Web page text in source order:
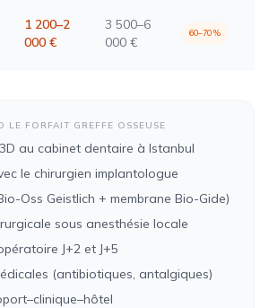
1 200–2
000 €
3 500–6
000 €
60–70 %
LE FORFAIT GREFFE OSSEUSE
au cabinet dentaire à Istanbul
le chirurgien implantologue
Oss Geistlich + membrane Bio-Gide)
sous anesthésie locale
J+2 et J+5
(antibiotiques, antalgiques)